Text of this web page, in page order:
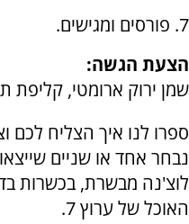
7. פורסים ומגישים.
הצעת הגשה:
שמן ירוק ארומטי, קליפת
ספרו לנו איך הצליח לכם
נבחר אחד או שניים
לוצ'נה מבשרת, בכשרות
האוכל של ערוץ 7.